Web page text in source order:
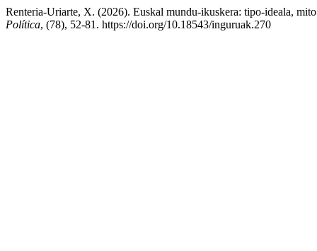
Renteria-Uriarte, X. (2026). Euskal mundu-ikuskera: tipo-ideala,
Política, (78), 52-81. https://doi.org/10.18543/inguruak.270